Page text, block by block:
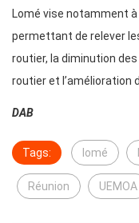
Lomé vise notamment
permettant de relever
routier, la diminution
routier et l’amélioration
DAB
Tags: lomé
Réunion UEMOA